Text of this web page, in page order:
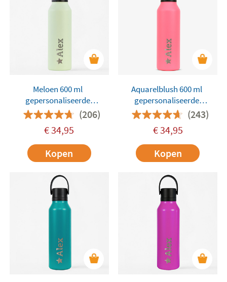
Meloen 600 ml
gepersonaliseerde
Runbott-fles(206)
€34,95
Kopen
Aquarelblush 600 ml
gepersonaliseerde
Runbott-fles(243)
€34,95
Kopen